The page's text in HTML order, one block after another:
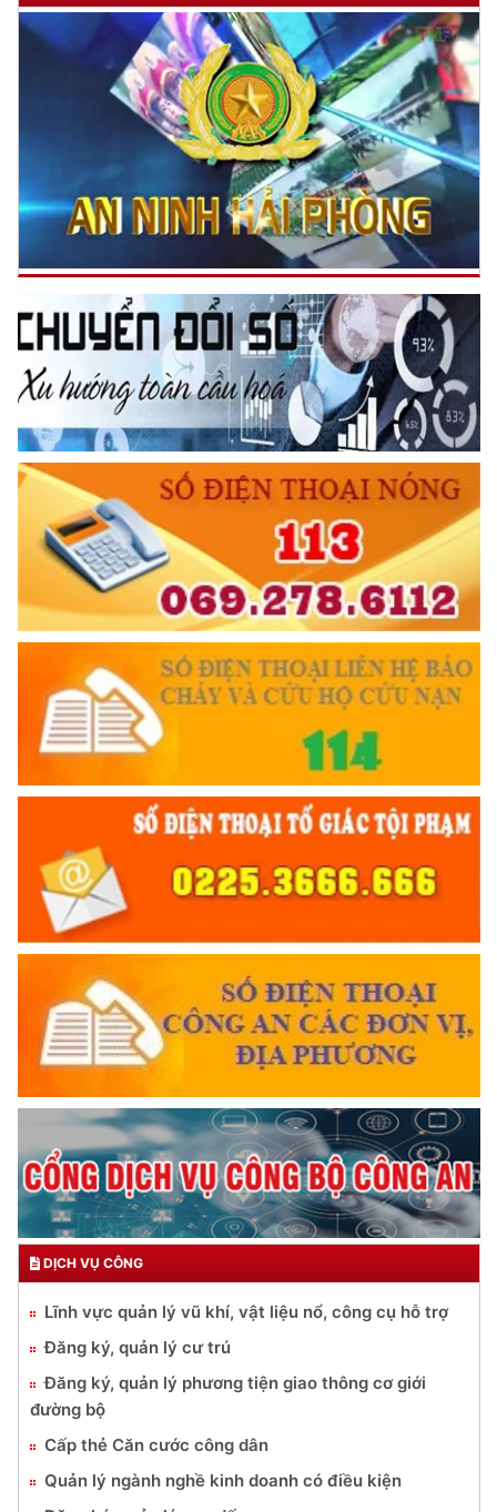
DỊCH VỤ CÔNG
Lĩnh vực quản lý vũ khí, vật liệu nổ, công cụ hỗ trợ
Đăng ký, quản lý cư trú
Đăng ký, quản lý phương tiện giao thông cơ giới
đường bộ
Cấp thẻ Căn cước công dân
Quản lý ngành nghề kinh doanh có điều kiện